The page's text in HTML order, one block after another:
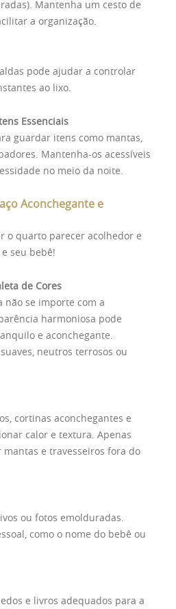
Mantenha um cesto de
a organização.
pode ajudar a controlar
ao lixo.
Essenciais
guardar itens como mantas,
Mantenha-os acessíveis
no meio da noite.
Aconchegante e
o quarto parecer acolhedor e
seu bebê!
de Cores
não se importe com a
harmoniosa pode
e aconchegante.
neutros terrosos ou
cortinas aconchegantes e
calor e textura. Apenas
e travesseiros fora do
ou fotos emolduradas.
como o nome do bebê ou
e livros adequados para a